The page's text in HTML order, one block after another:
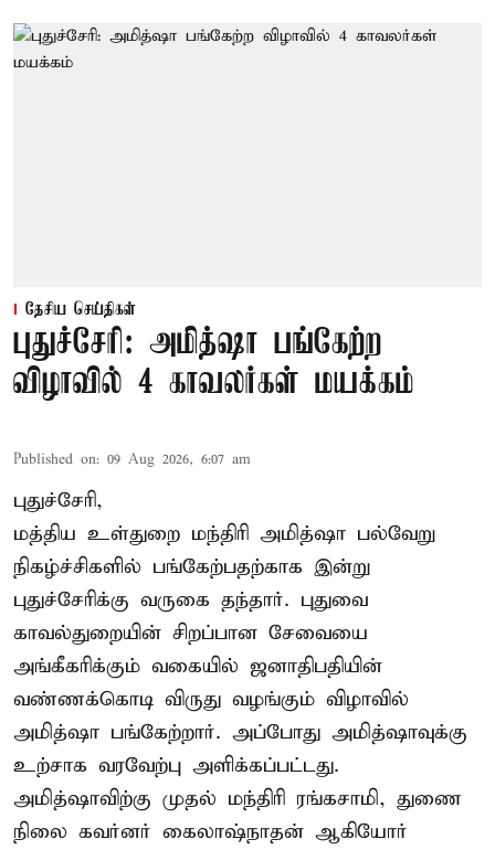
தேசிய செய்திகள்
புதுச்சேரி: அமித்ஷா பங்கேற்ற
விழாவில் 4 காவலர்கள் மயக்கம்
Published on: 09 Aug 2026, 6:07 am
புதுச்சேரி,
மத்திய உள்துறை மந்திரி அமித்ஷா பல்வேறு
நிகழ்ச்சிகளில் பங்கேற்பதற்காக இன்று
புதுச்சேரிக்கு வருகை தந்தார். புதுவை
காவல்துறையின் சிறப்பான சேவையை
அங்கீகரிக்கும் வகையில் ஜனாதிபதியின்
வண்ணக்கொடி விருது வழங்கும் விழாவில்
அமித்ஷா பங்கேற்றார். அப்போது அமித்ஷாவுக்கு
உற்சாக வரவேற்பு அளிக்கப்பட்டது.
அமித்ஷாவிற்கு முதல் மந்திரி ரங்கசாமி, துணை
நிலை கவர்னர் கைலாஷ்நாதன் ஆகியோர்